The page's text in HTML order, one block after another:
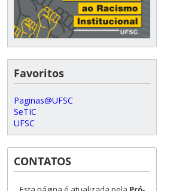
Favoritos
Paginas@UFSC
SeTIC
UFSC
CONTATOS